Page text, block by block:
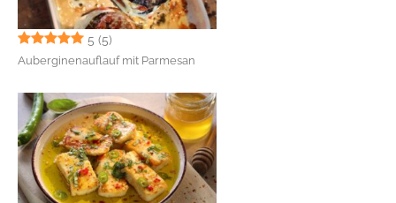
5 (5)
Auberginenauflauf mit Parmesan